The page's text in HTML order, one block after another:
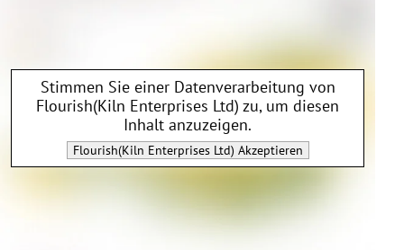
Stimmen Sie einer Datenverarbeitung von
Flourish(Kiln Enterprises Ltd) zu, um diesen
Inhalt anzuzeigen.
Flourish(Kiln Enterprises Ltd) Akzeptieren